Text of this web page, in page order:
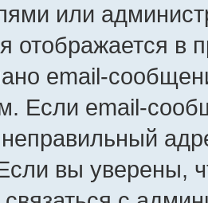
или
отображается в
email-
Если email-
вы уверены,